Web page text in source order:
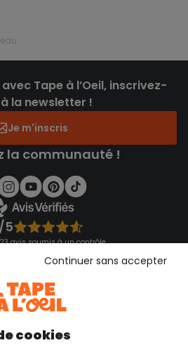
Tape à l’Oeil, inscrivez-
la newsletter !
Je m'inscris
la communauté !
5
avis soumis à un contrôle
les CGU
cookies
Continuer sans accepter